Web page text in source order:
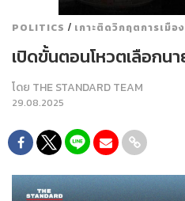
POLITICS / เกาะติดวิกฤตการเมือ
เปิดขั้นตอนโหวตเลือกน
โดย THE STANDARD TEAM
29.08.2025